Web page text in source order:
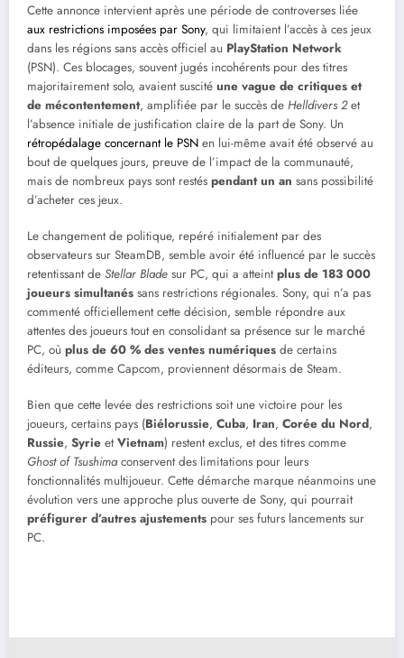
Cette annonce intervient après une période de controverses liée
aux restrictions imposées par Sony, qui limitaient l’accès à ces jeux
dans les régions sans accès officiel au PlayStation Network
(PSN). Ces blocages, souvent jugés incohérents pour des titres
majoritairement solo, avaient suscité une vague de critiques et
de mécontentement, amplifiée par le succès de Helldivers 2et
l’absence initiale de justification claire de la part de Sony. Un
rétropédalage concernant le PSN en lui-même avait été observé au
bout de quelques jours, preuve de l’impact de la communauté,
mais de nombreux pays sont restés pendant un an sans possibilité
d’acheter ces jeux.
Le changement de politique, repéré initialement par des
observateurs sur SteamDB, semble avoir été influencé par le succès
retentissant de Stellar Blade sur PC, qui a atteintplus de 183 000
joueurs simultanés sans restrictions régionales. Sony, qui n’a pas
commenté officiellement cette décision, semble répondre aux
attentes des joueurs tout en consolidant sa présence sur le marché
PC, où plus de 60 % des ventes numériques de certains
éditeurs, comme Capcom, proviennent désormais de Steam.
Bien que cette levée des restrictions soit une victoire pour les
joueurs, certains pays (Biélorussie, Cuba, Iran, Corée du Nord,
Russie, Syrie etVietnam) restent exclus, et des titres comme
Ghost of Tsushimaconservent des limitations pour leurs
fonctionnalités multijoueur. Cette démarche marque néanmoins une
évolution vers une approche plus ouverte de Sony, qui pourrait
préfigurer d’autres ajustements pour ses futurs lancements sur
PC.